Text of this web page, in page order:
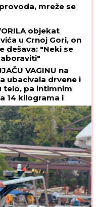
sada
SA LATICAMA
pokazao
je VOLI! (FOTO)
TOČAK
Jasenovika:
sumnja se da
odbornica se